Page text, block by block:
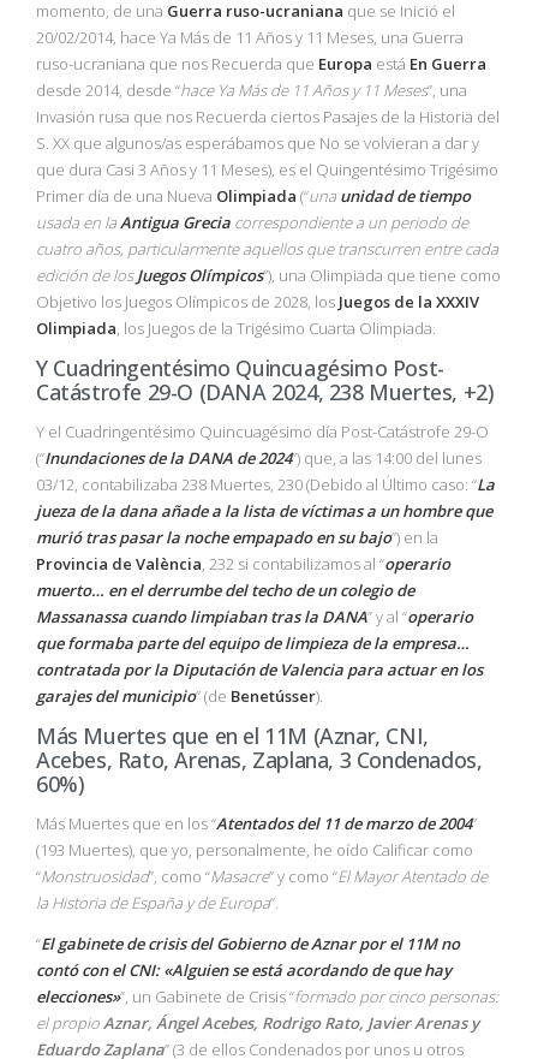
momento, de una Guerra ruso-ucraniana que se Inició el
20/02/2014, hace Ya Más de 11 Años y 11 Meses, una Guerra
ruso-ucraniana que nos Recuerda que Europa está En Guerra
desde 2014, desde “hace Ya Más de 11 Años y 11 Meses”, una
Invasión rusa que nos Recuerda ciertos Pasajes de la Historia del
S. XX que algunos/as esperábamos que No se volvieran a dar y
que dura Casi 3 Años y 11 Meses), es el Quingentésimo Trigésimo
Primer día de una Nueva Olimpiada (“una unidad de tiempo
usada en laAntigua Grecia correspondiente a un periodo de
cuatro años, particularmente aquellos que transcurren entre cada
edición de losJuegos Olímpicos”), una Olimpiada que tiene como
Objetivo los Juegos Olímpicos de 2028, los Juegos de la XXXIV
Olimpiada, los Juegos de la Trigésimo Cuarta Olimpiada.
Y Cuadringentésimo Quincuagésimo Post-
Catástrofe 29-O (DANA 2024, 238 Muertes, +2)
Y el Cuadringentésimo Quincuagésimo día Post-Catástrofe 29-O
(“Inundaciones de la DANA de 2024”) que, a las 14:00 del lunes
03/12, contabilizaba 238 Muertes, 230 (Debido al Último caso: “La
jueza de la dana añade a la lista de víctimas a un hombre que
murió tras pasar la noche empapado en su bajo”) en la
Provincia de València, 232 si contabilizamos al “operario
muerto… en el derrumbe del techo de un colegio de
Massanassa cuando limpiaban tras la DANA” y al “operario
que formaba parte del equipo de limpieza de la empresa…
contratada por la Diputación de Valencia para actuar en los
garajes del municipio” (de Benetússer).
Más Muertes que en el 11M (Aznar, CNI,
Acebes, Rato, Arenas, Zaplana, 3 Condenados,
60%)
Más Muertes que en los “Atentados del 11 de marzo de 2004”
(193 Muertes), que yo, personalmente, he oído Calificar como
“Monstruosidad”, como “Masacre” y como “El Mayor Atentado de
la Historia de España y de Europa”.
“El gabinete de crisis del Gobierno de Aznar por el 11M no
contó con el CNI: «Alguien se está acordando de que hay
elecciones»”, un Gabinete de Crisis “formado por cinco personas:
el propioAznar, Ángel Acebes, Rodrigo Rato, Javier Arenas y
Eduardo Zaplana” (3 de ellos Condenados por unos u otros